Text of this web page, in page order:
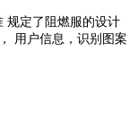
规定了阻燃服的设计
用户信息，识别图案